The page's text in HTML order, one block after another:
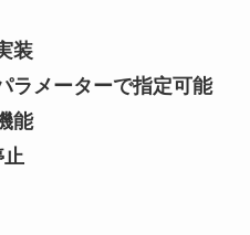
装
ラメーターで指定可能
能
止